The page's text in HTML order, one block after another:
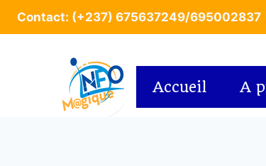
Contact: (+237) 675637249/695002837
Accueil A